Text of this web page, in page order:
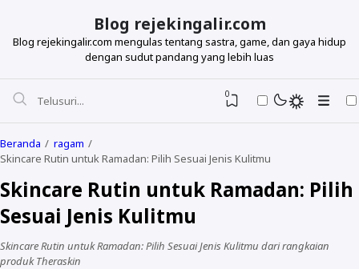
Blog rejekingalir.com
Blog rejekingalir.com mengulas tentang sastra, game, dan gaya hidup
dengan sudut pandang yang lebih luas
0
Beranda
ragam
Skincare Rutin untuk Ramadan: Pilih Sesuai Jenis Kulitmu
Skincare Rutin untuk Ramadan: Pilih
Sesuai Jenis Kulitmu
Skincare Rutin untuk Ramadan: Pilih Sesuai Jenis Kulitmu dari rangkaian
produk Theraskin